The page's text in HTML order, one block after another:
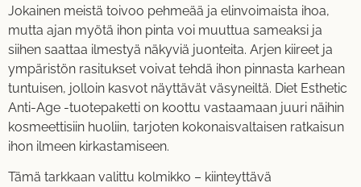
Jokainen meistä toivoo pehmeää ja elinvoimaista ihoa,
mutta ajan myötä ihon pinta voi muuttua sameaksi ja
siihen saattaa ilmestyä näkyviä juonteita. Arjen kiireet ja
ympäristön rasitukset voivat tehdä ihon pinnasta karhean
tuntuisen, jolloin kasvot näyttävät väsyneiltä. Diet Esthetic
Anti-Age -tuotepaketti on koottu vastaamaan juuri näihin
kosmeettisiin huoliin, tarjoten kokonaisvaltaisen ratkaisun
ihon ilmeen kirkastamiseen.
Tämä tarkkaan valittu kolmikko – kiinteyttävä